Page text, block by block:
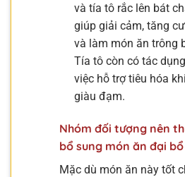
và tía tô rắc lên bát
giúp giải cảm, tăng
và làm món ăn trông
Tía tô còn có tác
việc hỗ trợ tiêu hóa
giàu đạm.
Nhóm đối tượng nên
bổ sung món ăn đại
Mặc dù món ăn này tốt